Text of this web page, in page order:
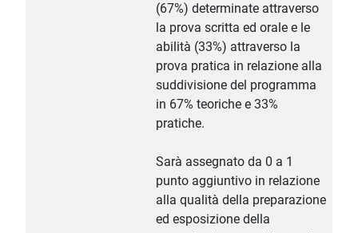
(67%) determinate attraverso
la prova scritta ed orale e le
abilità (33%) attraverso la
prova pratica in relazione alla
suddivisione del programma
in 67% teoriche e 33%
pratiche.
Sarà assegnato da 0 a 1
punto aggiuntivo in relazione
alla qualità della preparazione
ed esposizione della